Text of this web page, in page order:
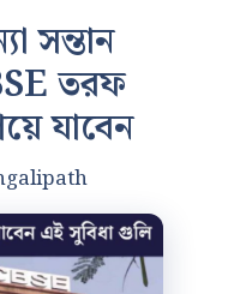
সন্তান
তরফ
যাবেন